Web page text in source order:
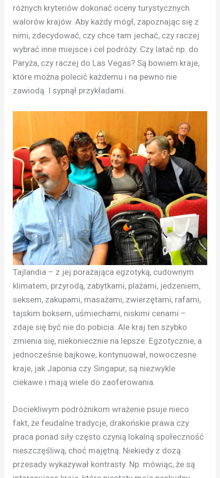
różnych kryteriów dokonać oceny turystycznych
walorów krajów. Aby każdy mógł, zapoznając się z
nimi, zdecydować, czy chce tam jechać, czy raczej
wybrać inne miejsce i cel podróży. Czy latać np. do
Paryża, czy raczej do Las Vegas? Są bowiem kraje,
które można polecić każdemu i na pewno nie
zawiodą. I sypnął przykładami.
Tajlandia – z jej porażająca egzotyką, cudownym
klimatem, przyrodą, zabytkami, plażami, jedzeniem,
seksem, zakupami, masażami, zwierzętami, rafami,
tajskim boksem, uśmiechami, niskimi cenami –
zdaje się być nie do pobicia. Ale kraj ten szybko
zmienia się, niekoniecznie na lepsze. Egzotycznie, a
jednocześnie bajkowe, kontynuował, nowoczesne
kraje, jak Japonia czy Singapur, są niezwykle
ciekawe i mają wiele do zaoferowania.
Dociekliwym podróżnikom wrażenie psuje nieco
fakt, że feudalne tradycje, drakońskie prawa czy
praca ponad siły często czynią lokalną społeczność
nieszczęśliwą, choć majętną. Niekiedy z dozą
przesady wykazywał kontrasty. Np. mówiąc, że są